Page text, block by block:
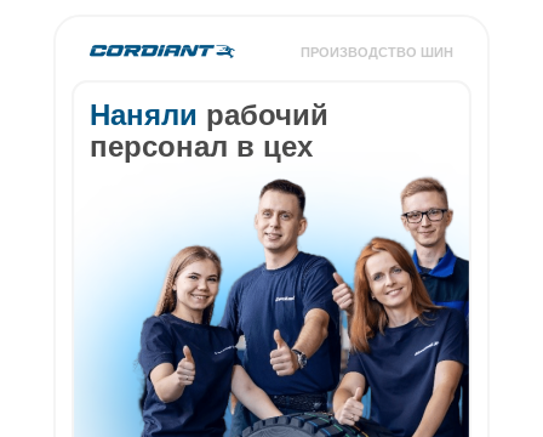
Наняли рабочий
персонал в цех
ПРОИЗВОДСТВО ШИН